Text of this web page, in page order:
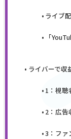
ライブ
「
ライバーで収
1：視聴
2：広告
3：ファ